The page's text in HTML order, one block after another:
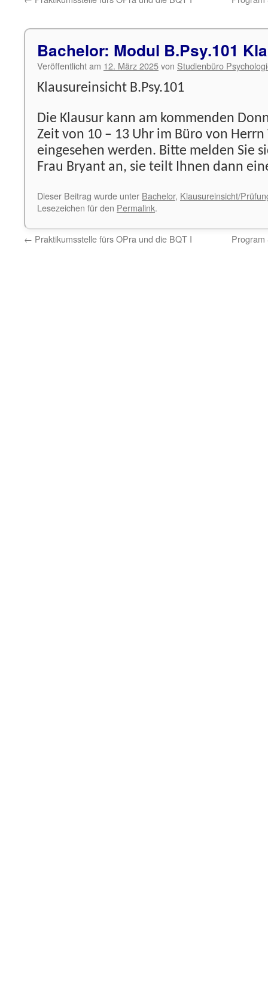
Bachelor: Modul B.Psy.101
Veröffentlicht am 12. März 2025von Studienbüro
Klausureinsicht B.Psy.101
Die Klausur kann am kommenden
Zeit von 10 – 13 Uhr im Büro von
eingesehen werden. Bitte melden Sie
Frau Bryant an, sie teilt Ihnen dann
Dieser Beitrag wurde unter Bachelor, Klausureinsicht/
Lesezeichen für den Permalink.
← Praktikumsstelle fürs OPra und die BQT I Program